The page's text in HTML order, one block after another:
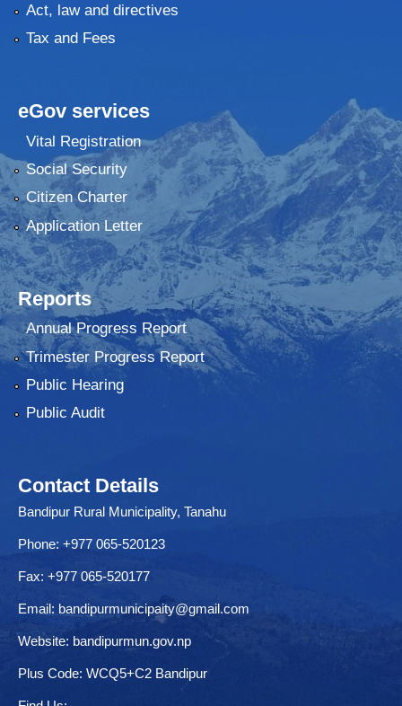
Act, law and directives
Tax and Fees
eGov services
Vital Registration
Social Security
Citizen Charter
Application Letter
Reports
Annual Progress Report
Trimester Progress Report
Public Hearing
Public Audit
Contact Details
Bandipur Rural Municipality, Tanahu
Phone: +977 065-520123
Fax: +977 065-520177
Email: bandipurmunicipaity@gmail.com
Website: bandipurmun.gov.np
Plus Code: WCQ5+C2 Bandipur